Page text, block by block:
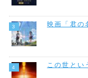
映画「君の
この世とい